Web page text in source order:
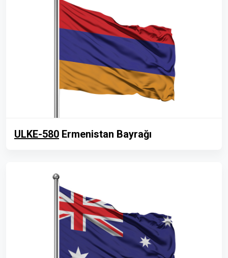
ULKE-580 Ermenistan Bayrağı